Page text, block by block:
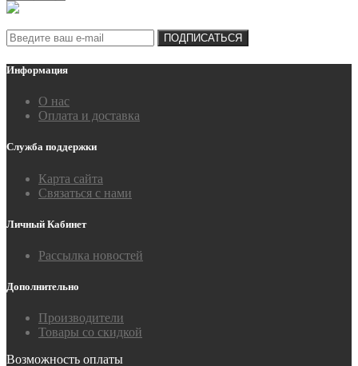
ПОДПИСАТЬСЯ
Информация
О нас
Оплата и доставка
Служба поддержки
Карта сайта
Связаться с нами
Личный Кабинет
Рассылка новостей
Дополнительно
Производители
Товары со скидкой
Возможность оплаты